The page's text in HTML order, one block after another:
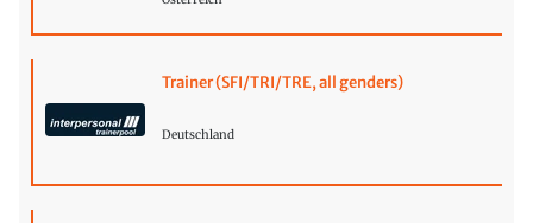
Trainer (SFI/TRI/TRE, all genders)
Deutschland